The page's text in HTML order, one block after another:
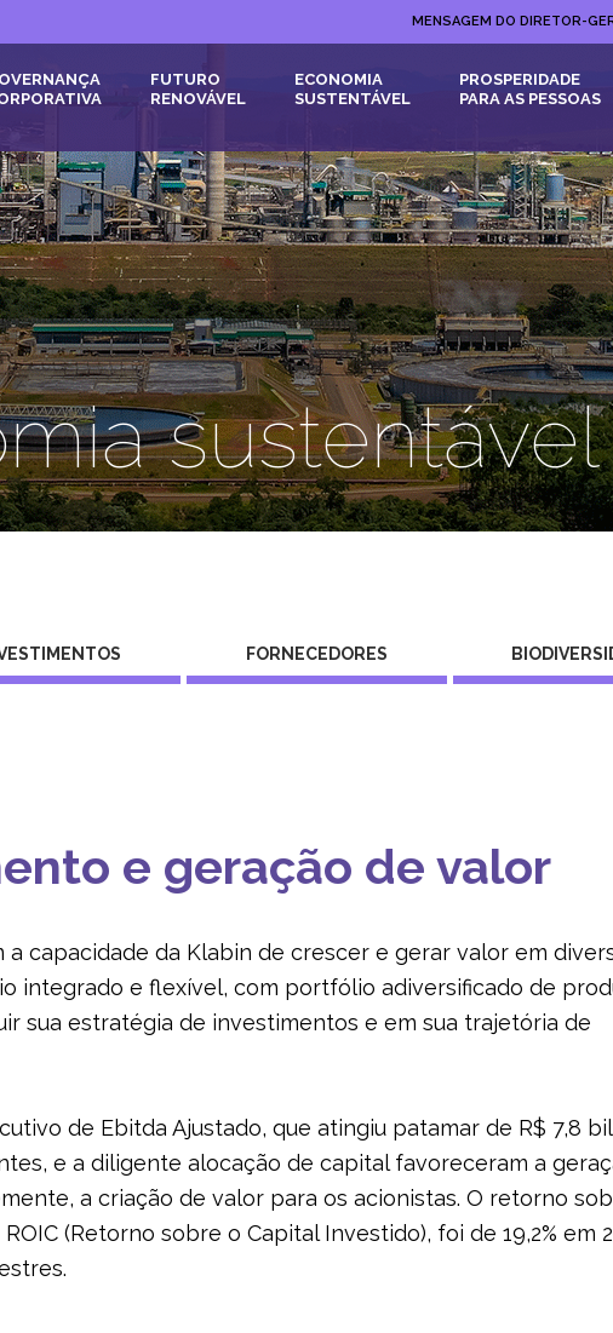
MENSAGEM DO DIRETOR-
FUTURO
RENOVÁVEL
ECONOMIA
SUSTENTÁVEL
PROSPERIDADE
PARA AS PESSOAS
sustentável
FORNECEDORES
e geração de valor
a capacidade da Klabin de crescer e gerar valor em
integrado e flexível, com portfólio adiversificado de
sua estratégia de investimentos e em sua trajetória de
de Ebitda Ajustado, que atingiu patamar de R$ 7,8
e a diligente alocação de capital favoreceram a
a criação de valor para os acionistas. O retorno
(Retorno sobre o Capital Investido), foi de 19,2% em